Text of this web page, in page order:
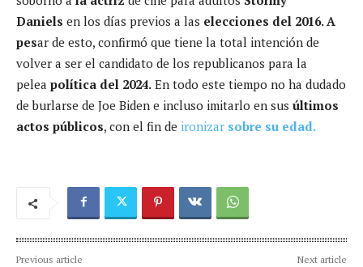
Daniels en los días previos a las elecciones del 2016. A
pesar de esto, confirmó que tiene la total intención de
volver a ser el candidato de los republicanos para la
pelea política del 2024. En todo este tiempo no ha dudado
de burlarse de Joe Biden e incluso imitarlo en sus últimos
actos públicos, con el fin de ironizar sobre su edad.
Previous article Next article